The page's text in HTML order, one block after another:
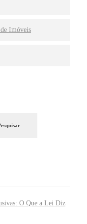
Imóveis
O Que a Lei Diz